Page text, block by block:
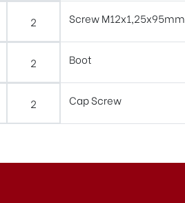
2 Screw M12x1,25x95mm
2 Boot
2 Cap Screw